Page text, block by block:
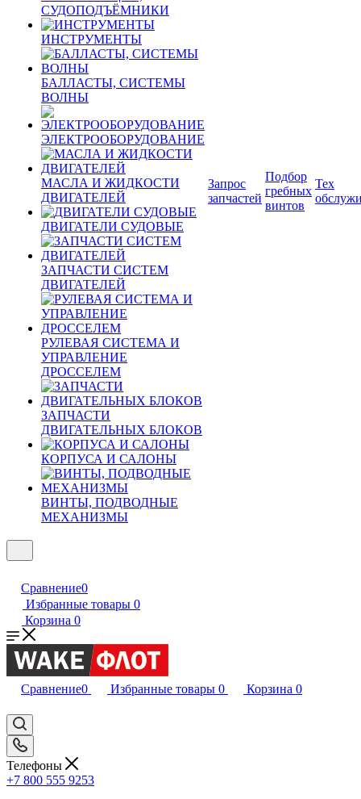
СУДОПОДЪЁМНИКИ
ИНСТРУМЕНТЫ
БАЛЛАСТЫ, СИСТЕМЫ
ВОЛНЫ
ЭЛЕКТРООБОРУДОВАНИЕ
МАСЛА И ЖИДКОСТИ
ДВИГАТЕЛЕЙ
ДВИГАТЕЛИ СУДОВЫЕ
ЗАПЧАСТИ СИСТЕМ
ДВИГАТЕЛЕЙ
РУЛЕВАЯ СИСТЕМА И
УПРАВЛЕНИЕ
ДРОССЕЛЕМ
ЗАПЧАСТИ
ДВИГАТЕЛЬНЫХ БЛОКОВ
КОРПУСА И САЛОНЫ
ВИНТЫ, ПОДВОДНЫЕ
МЕХАНИЗМЫ
Запрос
запчастей
Подбор
гребных
винтов
Тех
Сравнение0
Избранные товары 0
Корзина 0
Сравнение0 Избранные товары 0 Корзина 0
Телефоны
+7 800 555 9253